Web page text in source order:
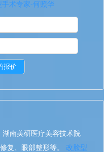
手术专家-何照华
南美研医疗美容技术院
复、眼部整形等。 改脸型